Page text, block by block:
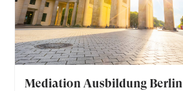
Mediation Ausbildung Berlin |